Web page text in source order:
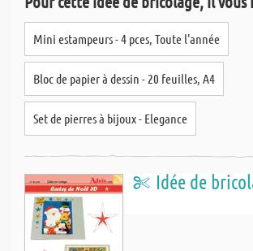
Mini estampeurs - 4 pces, Toute l'année
Bloc de papier à dessin - 20 feuilles, A4
Set de pierres à bijoux - Elegance
Idée de